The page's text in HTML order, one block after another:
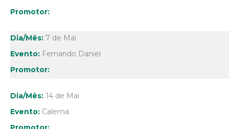
7 de Mai
Fernando Daniel
14 de Mai
Calema